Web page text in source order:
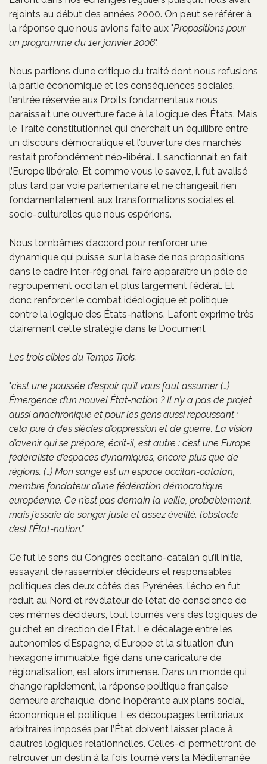
rejoints au début des années 2000. On peut se référer à
la réponse que nous avions faite aux "Propositions pour
un programme du 1er janvier 2006".
Nous partions d’une critique du traité dont nous refusions
la partie économique et les conséquences sociales.
l’entrée réservée aux Droits fondamentaux nous
paraissait une ouverture face à la logique des États. Mais
le Traité constitutionnel qui cherchait un équilibre entre
un discours démocratique et l’ouverture des marchés
restait profondément néo-libéral. Il sanctionnait en fait
l’Europe libérale. Et comme vous le savez, il fut avalisé
plus tard par voie parlementaire et ne changeait rien
fondamentalement aux transformations sociales et
socio-culturelles que nous espérions.
Nous tombâmes d’accord pour renforcer une
dynamique qui puisse, sur la base de nos propositions
dans le cadre inter-régional, faire apparaître un pôle de
regroupement occitan et plus largement fédéral. Et
donc renforcer le combat idéologique et politique
contre la logique des États-nations. Lafont exprime très
clairement cette stratégie dans le Document
Les trois cibles du Temps Trois.
"c’est une poussée d’espoir qu’il vous faut assumer (…)
Émergence d’un nouvel État-nation ? Il n’y a pas de projet
aussi anachronique et pour les gens aussi repoussant :
cela pue à des siècles d’oppression et de guerre. La vision
d’avenir qui se prépare, écrit-il, est autre : c’est une Europe
fédéraliste d’espaces dynamiques, encore plus que de
régions. (…) Mon songe est un espace occitan-catalan,
membre fondateur d’une fédération démocratique
européenne. Ce n’est pas demain la veille, probablement,
mais j’essaie de songer juste et assez éveillé. l’obstacle
c’est l’État-nation."
Ce fut le sens du Congrès occitano-catalan qu’il initia,
essayant de rassembler décideurs et responsables
politiques des deux côtés des Pyrénées. l’écho en fut
réduit au Nord et révélateur de l’état de conscience de
ces mêmes décideurs, tout tournés vers des logiques de
guichet en direction de l’État. Le décalage entre les
autonomies d’Espagne, d’Europe et la situation d’un
hexagone immuable, figé dans une caricature de
régionalisation, est alors immense. Dans un monde qui
change rapidement, la réponse politique française
demeure archaïque, donc inopérante aux plans social,
économique et politique. Les découpages territoriaux
arbitraires imposés par l’État doivent laisser place à
d’autres logiques relationnelles. Celles-ci permettront de
retrouver un destin à la fois tourné vers la Méditerranée